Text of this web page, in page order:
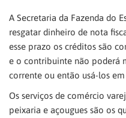
A Secretaria da Fazenda do
resgatar dinheiro de nota
esse prazo os créditos são
e o contribuinte não poderá
corrente ou então usá-los em
Os serviços de comércio
peixaria e açougues são os